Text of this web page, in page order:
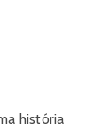
história